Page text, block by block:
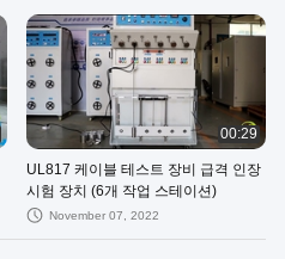
00:29
UL817 케이블 테스트 장비 급격 인장
시험 장치 (6개 작업 스테이션)
November 07, 2022